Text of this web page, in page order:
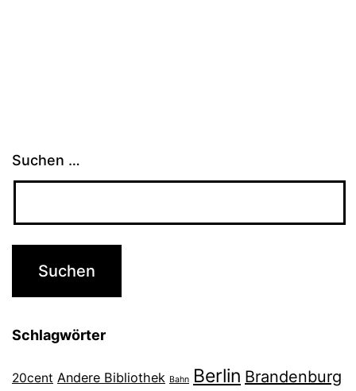
Suchen …
Schlagwörter
20cent Andere Bibliothek Bahn Berlin Brandenburg